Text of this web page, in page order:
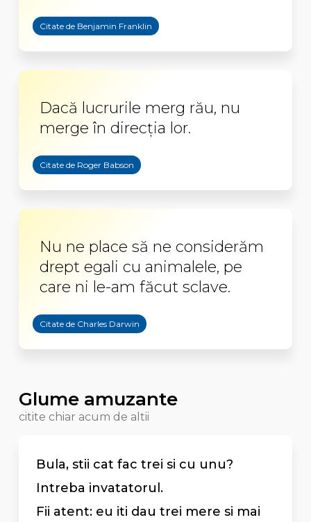
Citate de Benjamin Franklin
Dacă lucrurile merg rău, nu
merge în direcția lor.
Citate de Roger Babson
Nu ne place să ne considerăm
drept egali cu animalele, pe
care ni le-am făcut sclave.
Citate de Charles Darwin
Glume amuzante
citite chiar acum de altii
Bula, stii cat fac trei si cu unu?
Intreba invatatorul.
Fii atent: eu iti dau trei mere si mai